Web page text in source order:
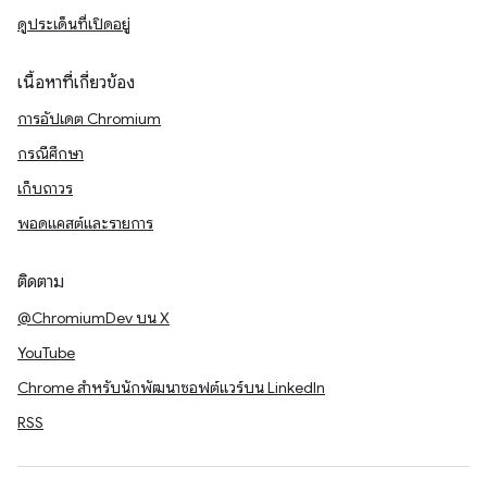
ดูประเด็นที่เปิดอยู่
เนื้อหาที่เกี่ยวข้อง
การอัปเดต Chromium
กรณีศึกษา
เก็บถาวร
พอดแคสต์และรายการ
ติดตาม
@ChromiumDev บน X
YouTube
Chrome สำหรับนักพัฒนาซอฟต์แวร์บน LinkedIn
RSS